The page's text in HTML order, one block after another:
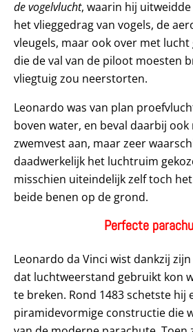
de vogelvlucht, waarin hij
het vlieggedrag van vogels, de
vleugels, maar ook over met lucht
die de val van de piloot moesten
vliegtuig zou neerstorten.
Leonardo was van plan
boven water, en beval daarbij ook
zwemvest aan, maar zeer
daadwerkelijk het luchtruim
misschien uiteindelijk zelf toch
beide benen op de grond.
Perfecte
Leonardo da Vinci wist dankzij
dat luchtweerstand gebruikt kon
te breken. Rond 1483 schetste hij
piramidevormige constructie die